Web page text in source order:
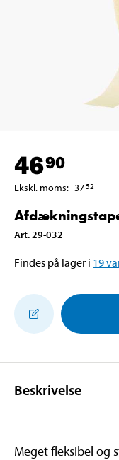
4690
Ekskl. moms: 3752
Art. 29-032
Findes på lager i 19
Beskrivelse
Meget fleksibel og